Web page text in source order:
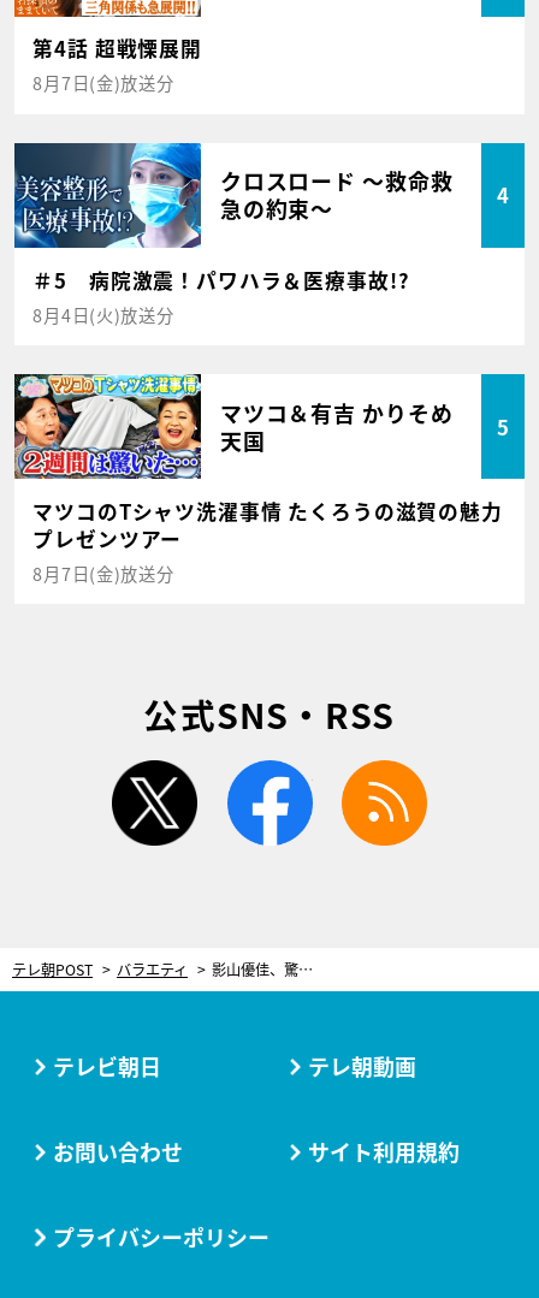
第4話 超戦慄展開
8月7日(金)放送分
クロスロード ～救命救
急の約束～
4
＃5 病院激震！パワハラ＆医療事故!?
8月4日(火)放送分
マツコ＆有吉 かりそめ
天国
5
マツコのTシャツ洗濯事情 たくろうの滋賀の魅力
プレゼンツアー
8月7日(金)放送分
公式SNS・RSS
twitter facebook
テレ朝POST バラエティ 影山優佳、驚きの英語力をテレビ初公開！流ちょうな英語インタビューに「すごすぎる」
テレビ朝日 テレ朝動画
お問い合わせ サイト利用規約
プライバシーポリシー